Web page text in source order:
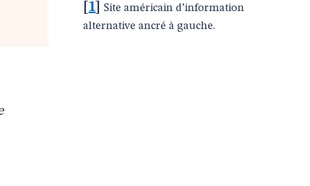
1
Site américain d’information
alternative ancré à gauche.